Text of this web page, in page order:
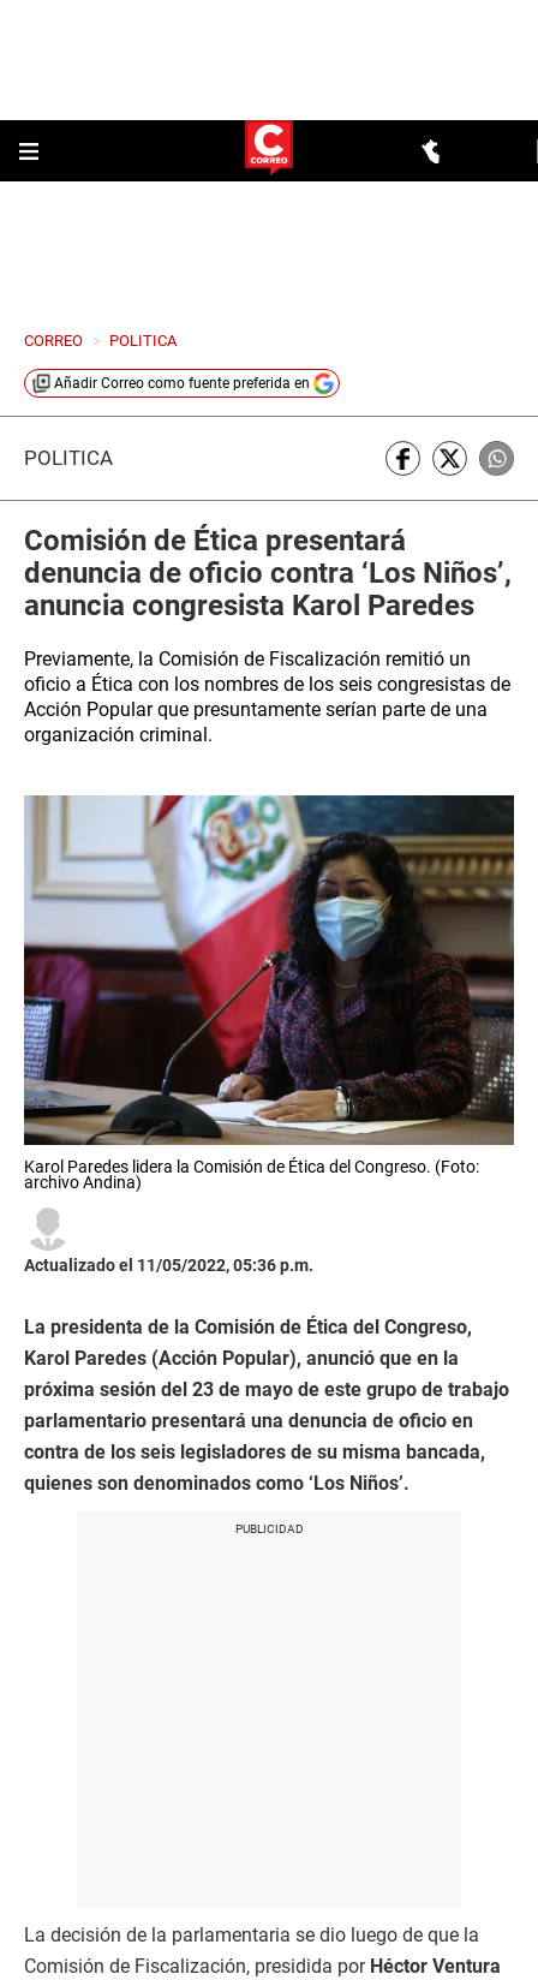
CORREO > POLITICA
Añadir Correo como fuente preferida en
POLÍTICA
Comisión de Ética presentará
denuncia de oficio contra ‘Los Niños’,
anuncia congresista Karol Paredes
Previamente, la Comisión de Fiscalización remitió un
oficio a Ética con los nombres de los seis congresistas de
Acción Popular que presuntamente serían parte de una
organización criminal.
Karol Paredes lidera la Comisión de Ética del Congreso. (Foto:
archivo Andina)
Actualizado el 11/05/2022, 05:36 p.m.
La presidenta de la Comisión de Ética del Congreso,
Karol Paredes (Acción Popular), anunció que en la
próxima sesión del 23 de mayo de este grupo de trabajo
parlamentario presentará una denuncia de oficio en
contra de los seis legisladores de su misma bancada,
quienes son denominados como ‘Los Niños’.
La decisión de la parlamentaria se dio luego de que la
Comisión de Fiscalización, presidida por Héctor Ventura